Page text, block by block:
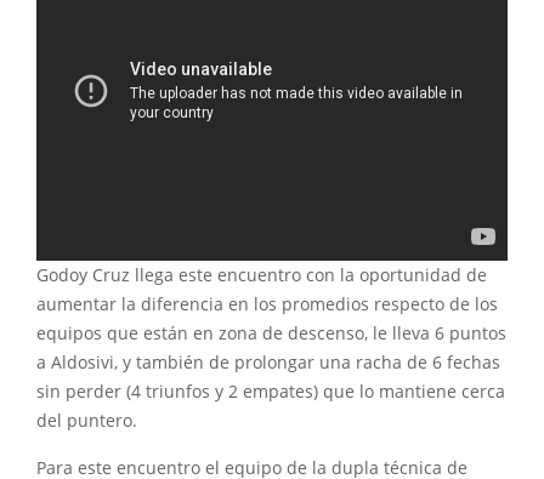
Godoy Cruz llega este encuentro con la oportunidad de
aumentar la diferencia en los promedios respecto de los
equipos que están en zona de descenso, le lleva 6 puntos
a Aldosivi, y también de prolongar una racha de 6 fechas
sin perder (4 triunfos y 2 empates) que lo mantiene cerca
del puntero.
Para este encuentro el equipo de la dupla técnica de